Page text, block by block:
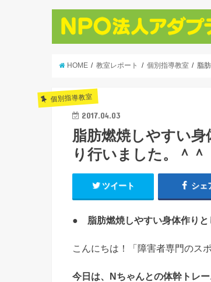
HOME 教室レポート 個別指導教室 脂
個別指導教室
2017.04.03
脂肪燃焼しやすい
り行いました。＾＾
ツイート シェ
● 脂肪燃焼しやすい身体作りと
こんにちは！「障害者専門のス
今日は、Nちゃんとの体幹トレ